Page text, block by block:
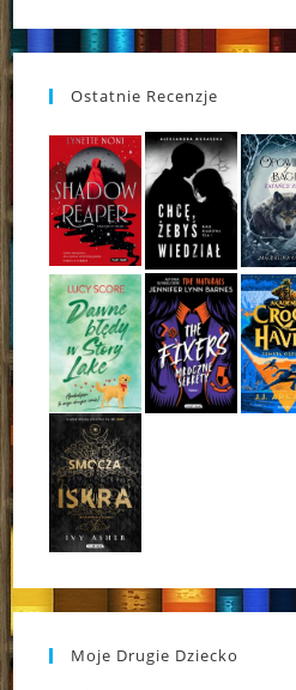
Ostatnie Recenzje
Moje Drugie Dziecko